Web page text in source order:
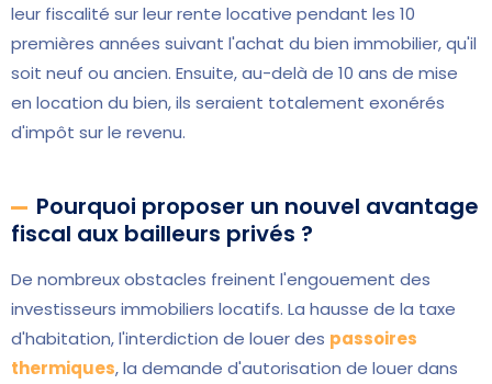
leur fiscalité sur leur rente locative pendant les 10
premières années suivant l'achat du bien immobilier, qu'il
soit neuf ou ancien. Ensuite, au-delà de 10 ans de mise
en location du bien, ils seraient totalement exonérés
d'impôt sur le revenu.
Pourquoi proposer un nouvel avantage
fiscal aux bailleurs privés ?
De nombreux obstacles freinent l'engouement des
investisseurs immobiliers locatifs. La hausse de la taxe
d'habitation, l'interdiction de louer des passoires
thermiques, la demande d'autorisation de louer dans